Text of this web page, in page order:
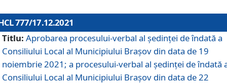
777/17.12.2021
Titlu: Aprobarea procesului-verbal al şedinţei de îndată a
Consiliului Local al Municipiului Braşov din data de 19
noiembrie 2021; a procesului-verbal al şedinţei de îndată
Consiliului Local al Municipiului Braşov din data de 22